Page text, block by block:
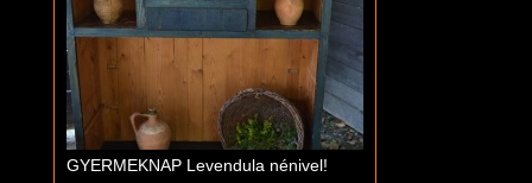
GYERMEKNAP Levendula nénivel!